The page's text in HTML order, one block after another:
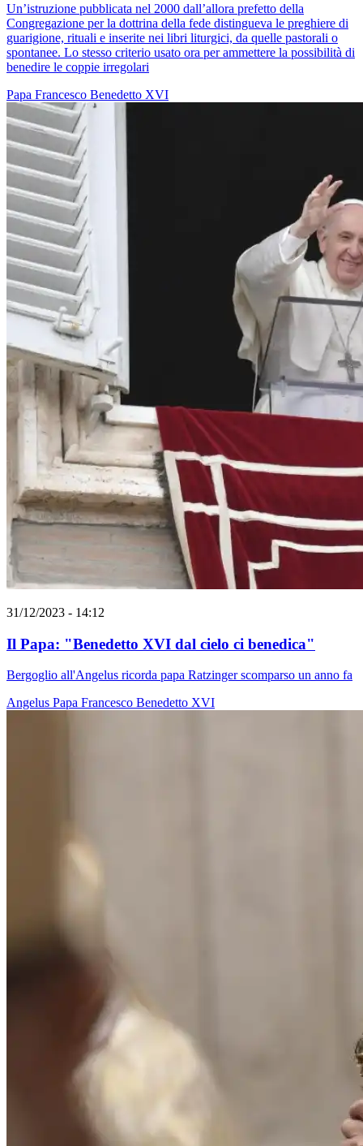
Un’istruzione pubblicata nel 2000 dall’allora prefetto della
Congregazione per la dottrina della fede distingueva le preghiere di
guarigione, rituali e inserite nei libri liturgici, da quelle pastorali o
spontanee. Lo stesso criterio usato ora per ammettere la possibilità di
benedire le coppie irregolari
Papa Francesco Benedetto XVI
31/12/2023 - 14:12
Il Papa: "Benedetto XVI dal cielo ci benedica"
Bergoglio all'Angelus ricorda papa Ratzinger scomparso un anno fa
Angelus Papa Francesco Benedetto XVI